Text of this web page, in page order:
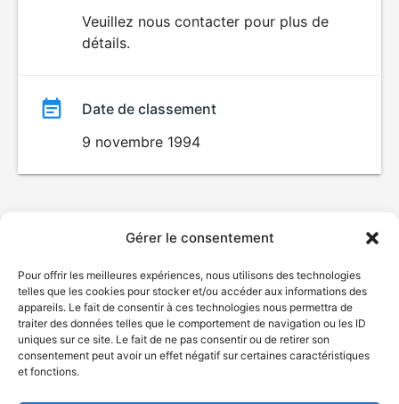
Gérer le consentement
Pour offrir les meilleures expériences, nous utilisons des technologies
telles que les cookies pour stocker et/ou accéder aux informations des
appareils. Le fait de consentir à ces technologies nous permettra de
traiter des données telles que le comportement de navigation ou les ID
uniques sur ce site. Le fait de ne pas consentir ou de retirer son
consentement peut avoir un effet négatif sur certaines caractéristiques
et fonctions.
Veuillez nous contacter pour plus de
détails.
Date de classement
9 novembre 1994